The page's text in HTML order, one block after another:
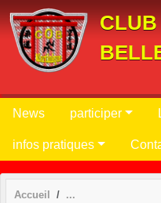
CLUB
News participer
infos pratiques
Accueil
Panneau de gestion des